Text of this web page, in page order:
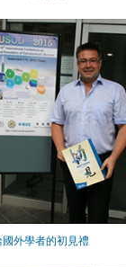
外學者的初見禮